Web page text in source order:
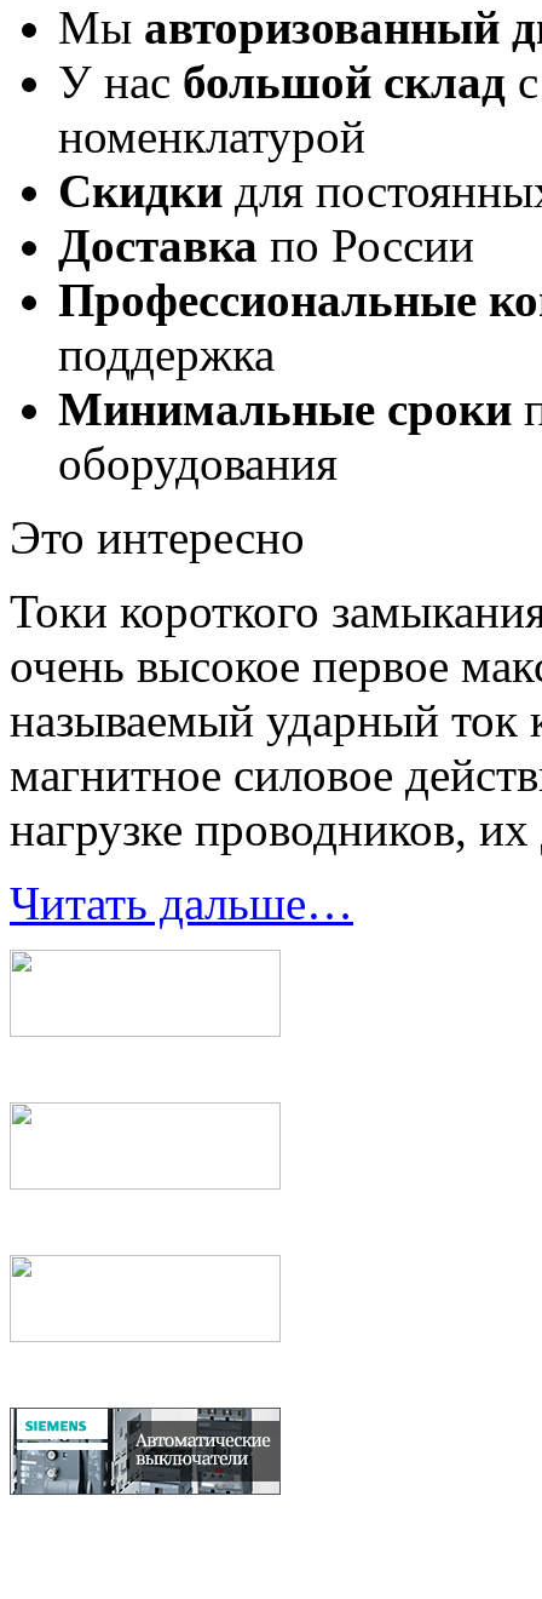
Мы авторизованный
У нас большой склад
номенклатурой
Скидки для
Доставка по России
Профессиональные
поддержка
Минимальные сроки
оборудования
Это интересно
Токи короткого
очень высокое первое
называемый ударный ток
магнитное силовое
нагрузке проводников,
Читать дальше…